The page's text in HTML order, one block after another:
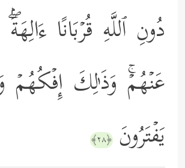
دُونِ ٱللَّهِ قُرۡبَانًا
عَنۡهُمۡۚ وَذَ ٰ⁠لِكَ إِفۡكُهُمۡ
یَفۡتَرُونَ ﴿٢٨﴾